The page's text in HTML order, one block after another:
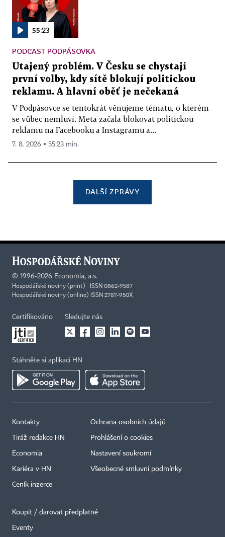
55:23
PODCAST PODPÁSOVKA
Utajený problém. V Česku se chystají
první volby, kdy sítě blokují politickou
reklamu. A hlavní oběť je nečekaná
V Podpásovce se tentokrát věnujeme tématu, o kterém
se vůbec nemluví. Meta začala blokovat politickou
reklamu na Facebooku a Instagramu a...
7. 8. 2026 ▪ 55:23 min.
DALŠÍ ZPRÁVY
© 1996-2026 Economia, a.s.
Hospodářské noviny (print) ISSN 0862-9587
Hospodářské noviny (online) ISSN 2787-950X
Certifikováno Sledujte nás
Stáhněte si aplikaci HN
Kontakty
Tiráž redakce HN
Economia
Kariéra v HN
Ceník inzerce
Ochrana osobních údajů
Prohlášení o cookies
Nastavení soukromí
Všeobecné smluvní podmínky
Koupit / darovat předplatné
Eventy